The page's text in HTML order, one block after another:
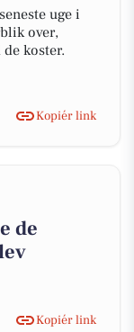
uge i
over,
koster.
Kopiér link
de
Kopiér link